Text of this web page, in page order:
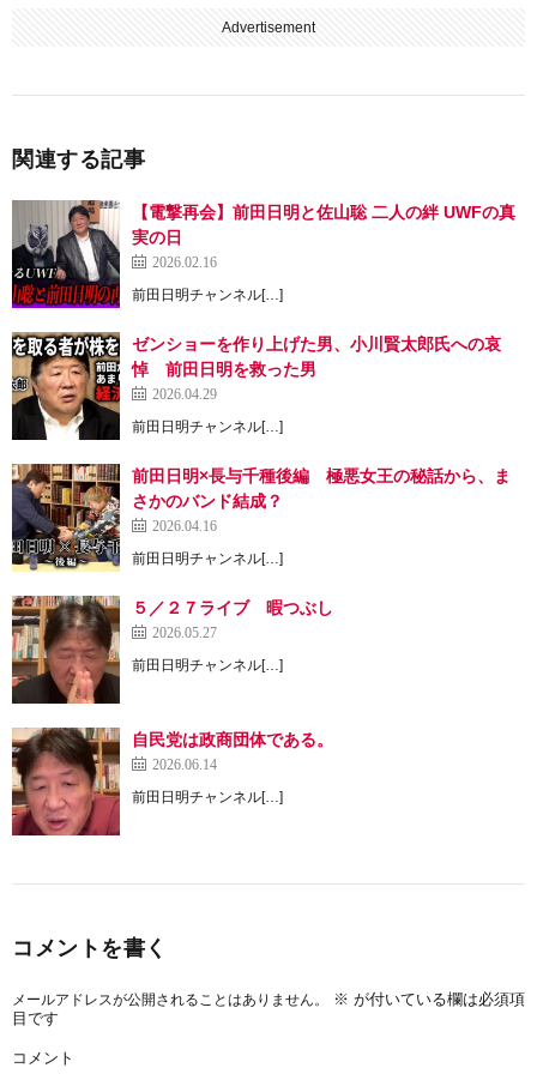
Advertisement
関連する記事
【電撃再会】前田日明と佐山聡 二人の絆 UWFの真
実の日
2026.02.16
前田日明チャンネル[…]
ゼンショーを作り上げた男、小川賢太郎氏への哀
悼 前田日明を救った男
2026.04.29
前田日明チャンネル[…]
前田日明×長与千種後編 極悪女王の秘話から、ま
さかのバンド結成？
2026.04.16
前田日明チャンネル[…]
５／２７ライブ 暇つぶし
2026.05.27
前田日明チャンネル[…]
自民党は政商団体である。
2026.06.14
前田日明チャンネル[…]
コメントを書く
メールアドレスが公開されることはありません。 ※ が付いている欄は必須項
目です
コメント